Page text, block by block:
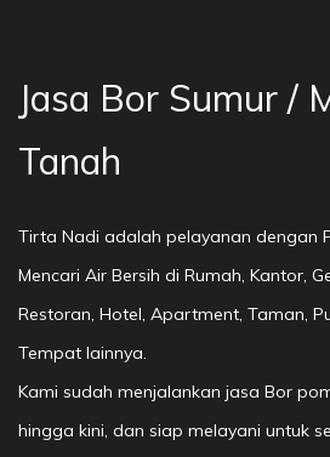
Jasa Bor Sumur /
Tanah
Tirta Nadi adalah pelayanan dengan
Mencari Air Bersih di Rumah, Kantor,
Restoran, Hotel, Apartment, Taman,
Tempat lainnya.
Kami sudah menjalankan jasa Bor
hingga kini, dan siap melayani untuk